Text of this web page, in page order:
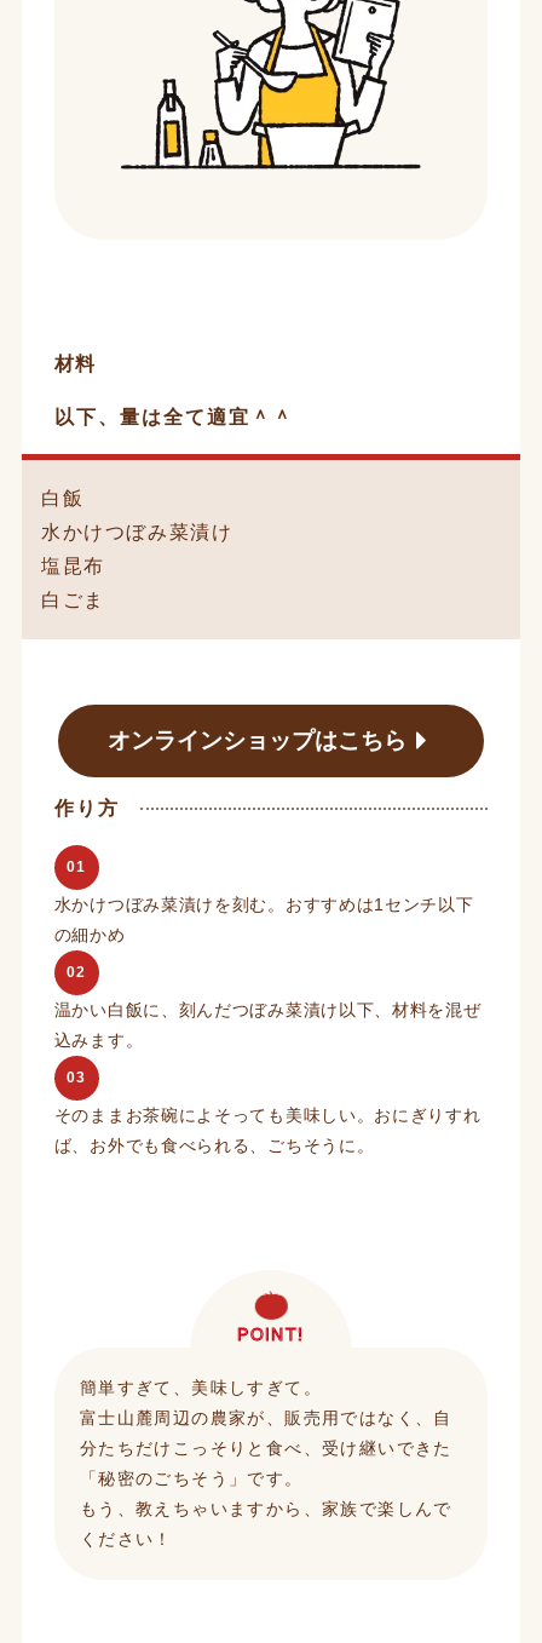
材料
以下、量は全て適宜＾＾
白飯
水かけつぼみ菜漬け
塩昆布
白ごま
オンラインショップはこちら
作り方
01
水かけつぼみ菜漬けを刻む。おすすめは1センチ以下
の細かめ
02
温かい白飯に、刻んだつぼみ菜漬け以下、材料を混ぜ
込みます。
03
そのままお茶碗によそっても美味しい。おにぎりすれ
ば、お外でも食べられる、ごちそうに。
POINT!
簡単すぎて、美味しすぎて。
富士山麓周辺の農家が、販売用ではなく、自
分たちだけこっそりと食べ、受け継いできた
「秘密のごちそう」です。
もう、教えちゃいますから、家族で楽しんで
ください！